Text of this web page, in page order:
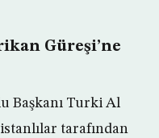
Güreşi’ne
Başkanı Turki Al
tarafından